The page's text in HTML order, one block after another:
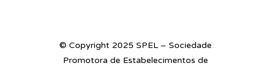
© Copyright 2025 SPEL – Sociedade
Promotora de Estabelecimentos de